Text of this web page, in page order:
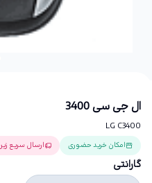
ال جی سی 3400
LG C3400
امکان خرید حضوری ارسال سریع زیر 3 ساعت
گارانتی